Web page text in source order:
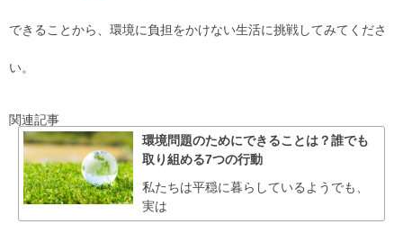
できることから、環境に負担をかけない生活に挑戦してみてくださ
い。
関連記事
環境問題のためにできることは？誰でも
取り組める7つの行動
私たちは平穏に暮らしているようでも、
実は